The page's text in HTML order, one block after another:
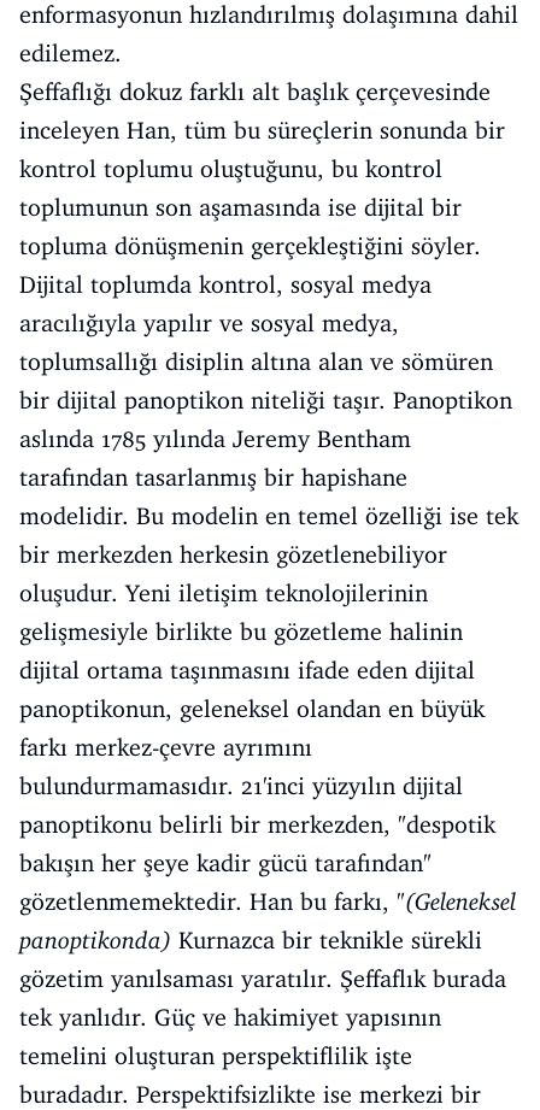
enformasyonun hızlandırılmış dolaşımına dahil
edilemez.
Şeffaflığı dokuz farklı alt başlık çerçevesinde
inceleyen Han, tüm bu süreçlerin sonunda bir
kontrol toplumu oluştuğunu, bu kontrol
toplumunun son aşamasında ise dijital bir
topluma dönüşmenin gerçekleştiğini söyler.
Dijital toplumda kontrol, sosyal medya
aracılığıyla yapılır ve sosyal medya,
toplumsallığı disiplin altına alan ve sömüren
bir dijital panoptikon niteliği taşır. Panoptikon
aslında 1785 yılında Jeremy Bentham
tarafından tasarlanmış bir hapishane
modelidir. Bu modelin en temel özelliği ise tek
bir merkezden herkesin gözetlenebiliyor
oluşudur. Yeni iletişim teknolojilerinin
gelişmesiyle birlikte bu gözetleme halinin
dijital ortama taşınmasını ifade eden dijital
panoptikonun, geleneksel olandan en büyük
farkı merkez-çevre ayrımını
bulundurmamasıdır. 21'inci yüzyılın dijital
panoptikonu belirli bir merkezden, "despotik
bakışın her şeye kadir gücü tarafından"
gözetlenmemektedir. Han bu farkı, "(Geleneksel
panoptikonda) Kurnazca bir teknikle sürekli
gözetim yanılsaması yaratılır. Şeffaflık burada
tek yanlıdır. Güç ve hakimiyet yapısının
temelini oluşturan perspektiflilik işte
buradadır. Perspektifsizlikte ise merkezi bir